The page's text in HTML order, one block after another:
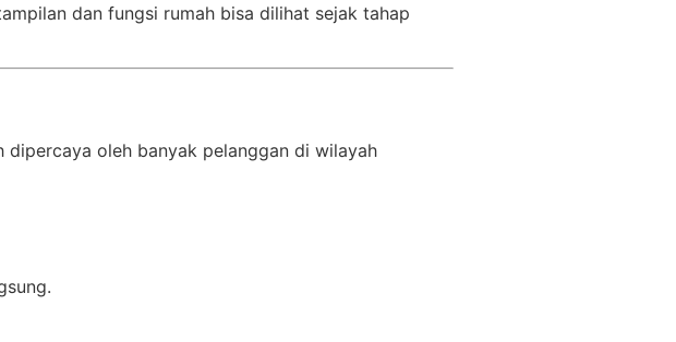
dan fungsi rumah bisa dilihat sejak tahap
dipercaya oleh banyak pelanggan di wilayah